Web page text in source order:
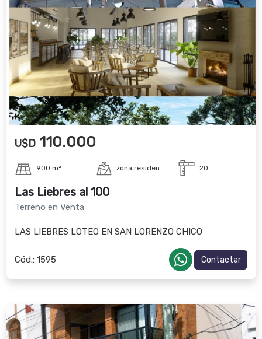
U$D 110.000
900 m² zona residencial 20
Las Liebres al 100
Terreno en Venta
LAS LIEBRES LOTEO EN SAN LORENZO CHICO
Cód.: 1595 Contactar